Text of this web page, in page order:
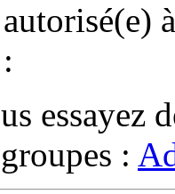
essayez
: